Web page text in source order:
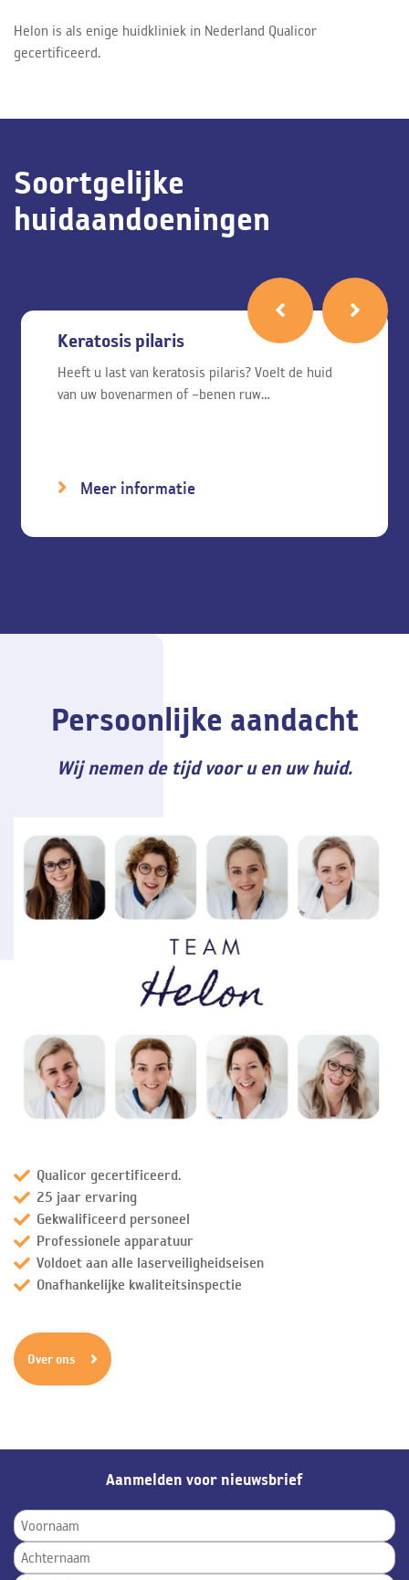
Helon is als enige huidkliniek in Nederland Qualicor
gecertificeerd.
Soortgelijke
huidaandoeningen
Keratosis pilaris
Heeft u last van keratosis pilaris? Voelt de huid
van uw bovenarmen of –benen ruw…
Meer informatie
Persoonlijke aandacht
Wij nemen de tijd voor u en uw huid.
Qualicor gecertificeerd.
25 jaar ervaring
Gekwalificeerd personeel
Professionele apparatuur
Voldoet aan alle laserveiligheidseisen
Onafhankelijke kwaliteitsinspectie
Over ons
Aanmelden voor nieuwsbrief